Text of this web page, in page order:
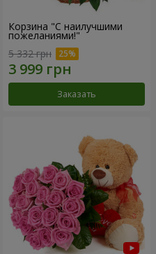
Корзина "С наилучшими
пожеланиями!"
5 332 грн
Заказать